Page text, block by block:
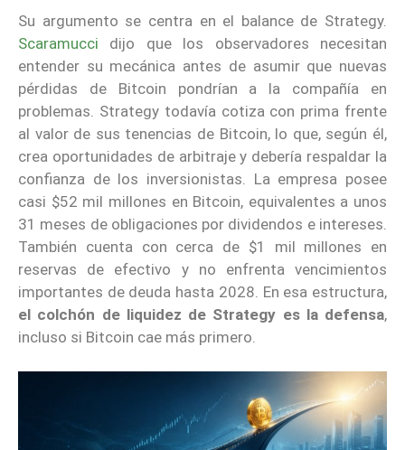
Su argumento se centra en el balance de Strategy.
Scaramucci dijo que los observadores necesitan
entender su mecánica antes de asumir que nuevas
pérdidas de Bitcoin pondrían a la compañía en
problemas. Strategy todavía cotiza con prima frente
al valor de sus tenencias de Bitcoin, lo que, según él,
crea oportunidades de arbitraje y debería respaldar la
confianza de los inversionistas. La empresa posee
casi $52 mil millones en Bitcoin, equivalentes a unos
31 meses de obligaciones por dividendos e intereses.
También cuenta con cerca de $1 mil millones en
reservas de efectivo y no enfrenta vencimientos
importantes de deuda hasta 2028. En esa estructura,
el colchón de liquidez de Strategy es la defensa,
incluso si Bitcoin cae más primero.